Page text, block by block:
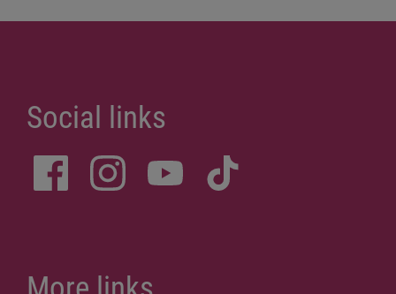
Social links